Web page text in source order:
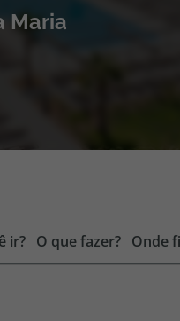
Maria
ir? O que fazer? Onde